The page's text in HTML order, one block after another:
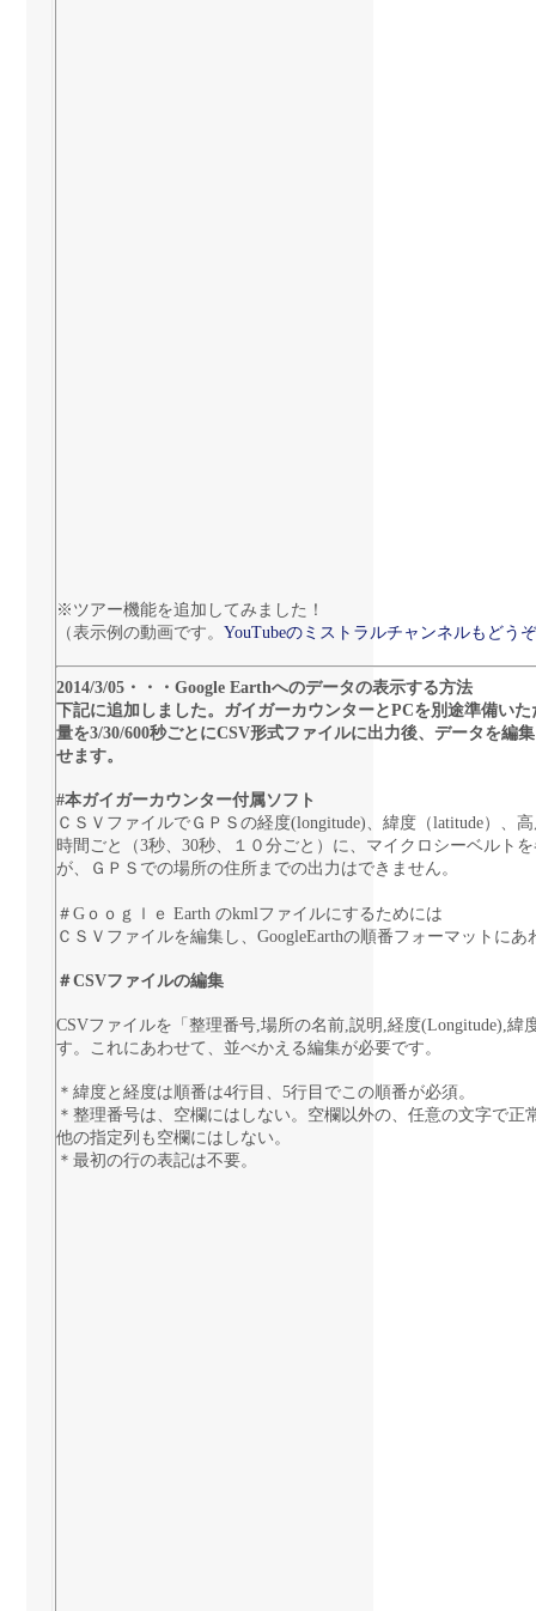
※ツアー機能を追加してみました！
（表示例の動画です。YouTubeのミストラルチャンネルもどう
2014/3/05・・・Google Earthへのデータの表示する方法
下記に追加しました。ガイガーカウンターとPCを別途準備い
量を3/30/600秒ごとにCSV形式ファイルに出力後、データを編
せます。
#本ガイガーカウンター付属ソフト
ＣＳＶファイルでＧＰＳの経度(longitude)、緯度（latitude）、
時間ごと（3秒、30秒、１０分ごと）に、マイクロシーベルト
が、ＧＰＳでの場所の住所までの出力はできません。
＃Gｏｏｇｌｅ Earth のkmlファイルにするためには
ＣＳＶファイルを編集し、GoogleEarthの順番フォーマットに
＃CSVファイルの編集
CSVファイルを「整理番号,場所の名前,説明,経度(Longitude),
す。これにあわせて、並べかえる編集が必要です。
＊緯度と経度は順番は4行目、5行目でこの順番が必須。
＊整理番号は、空欄にはしない。空欄以外の、任意の文字で正
他の指定列も空欄にはしない。
＊最初の行の表記は不要。